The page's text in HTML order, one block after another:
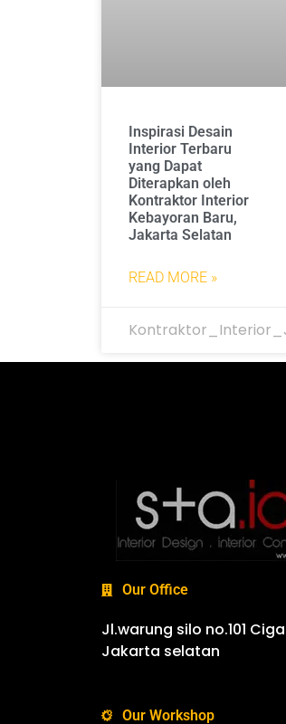
Inspirasi Desain
Interior Terbaru
yang Dapat
Diterapkan oleh
Kontraktor Interior
Kebayoran Baru,
Jakarta Selatan
READ MORE »
Our Office
Jl.warung silo no.101
Jakarta selatan
Our Workshop